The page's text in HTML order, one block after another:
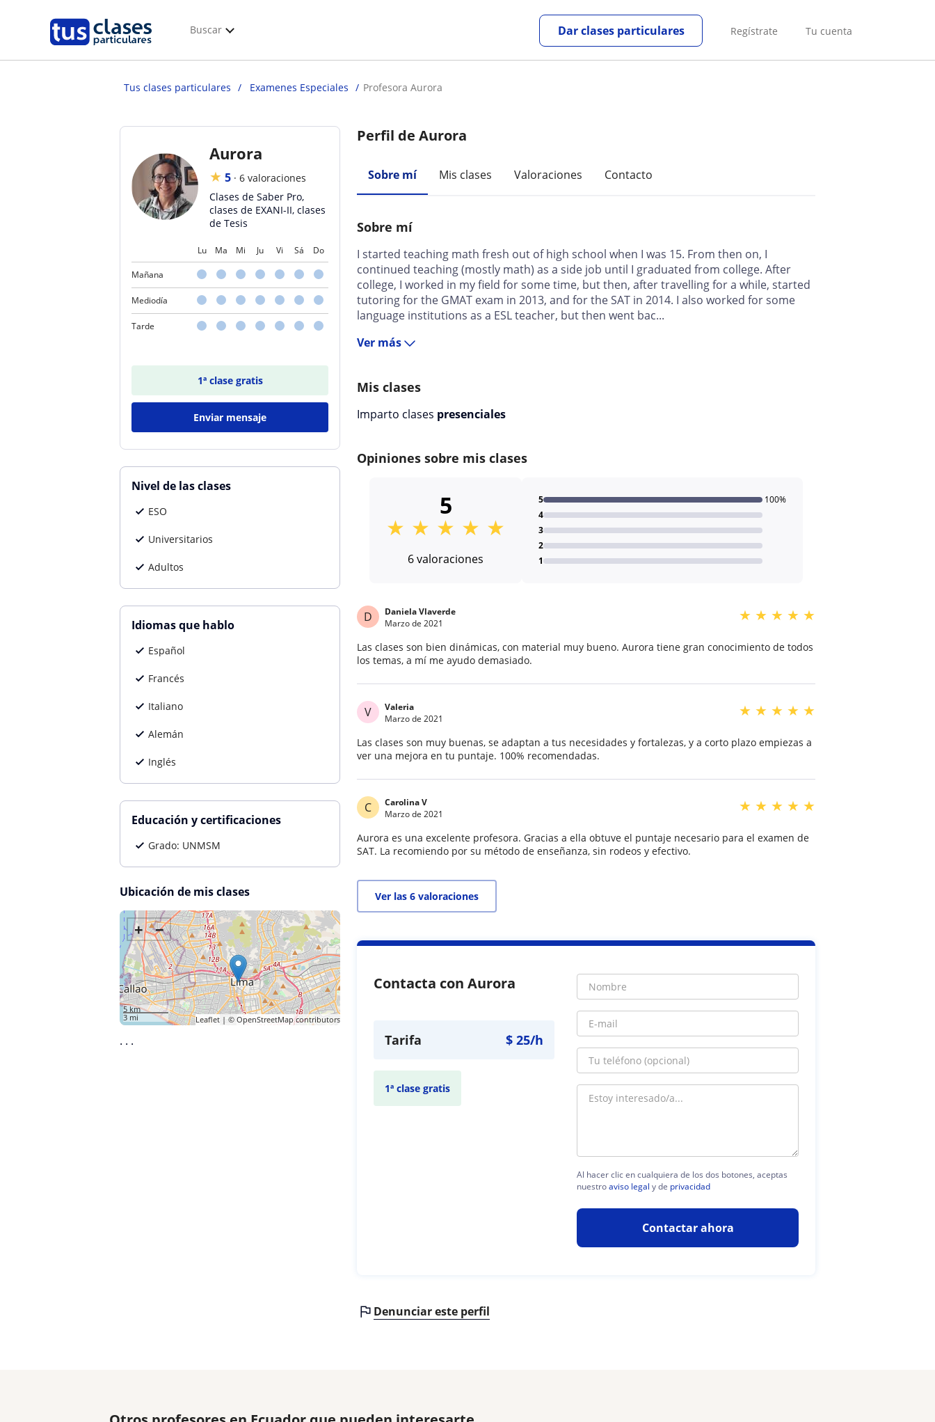
Buscar Regístrate Tu cuenta
Dar clases particulares
Tus clases particulares Examenes Especiales Profesora Aurora
Aurora
★ 5 · 6 valoraciones
Clases de Saber Pro,
clases de EXANI-II, clases
de Tesis
Lu Ma Mi Ju Vi Sá Do
Mañana
Mediodía
Tarde
1ª clase gratis
Enviar mensaje
Nivel de las clases
ESO
Universitarios
Adultos
Idiomas que hablo
Español
Francés
Italiano
Alemán
Inglés
Educación y certificaciones
Grado: UNMSM
Ubicación de mis clases
+ −
5 km
3 mi
Leaflet | ©OpenStreetMapcontributors
· · ·
Perfil de Aurora
Sobre mí Mis clases Valoraciones Contacto
Sobre mí
I started teaching math fresh out of high school when I was 15. From then on, I
continued teaching (mostly math) as a side job until I graduated from college. After
college, I worked in my field for some time, but then, after travelling for a while, started
tutoring for the GMAT exam in 2013, and for the SAT in 2014. I also worked for some
language institutions as a ESL teacher, but then went bac...
Ver más
Mis clases
Imparto clases presenciales
Opiniones sobre mis clases
5
★ ★ ★ ★ ★
6 valoraciones 1
2
3
4
5 100%
D
Daniela Vlaverde
Marzo de 2021
★ ★ ★ ★ ★
Las clases son bien dinámicas, con material muy bueno. Aurora tiene gran conocimiento de todos
los temas, a mí me ayudo demasiado.
V
Valeria
Marzo de 2021
★ ★ ★ ★ ★
Las clases son muy buenas, se adaptan a tus necesidades y fortalezas, y a corto plazo empiezas a
ver una mejora en tu puntaje. 100% recomendadas.
C
Carolina V
Marzo de 2021
★ ★ ★ ★ ★
Aurora es una excelente profesora. Gracias a ella obtuve el puntaje necesario para el examen de
SAT. La recomiendo por su método de enseñanza, sin rodeos y efectivo.
Ver las 6 valoraciones
Contacta con Aurora
Tarifa $25/h
1ª clase gratis
Al hacer clic en cualquiera de los dos botones, aceptas
nuestroaviso legal y de privacidad
Contactar ahora
Denunciar este perfil